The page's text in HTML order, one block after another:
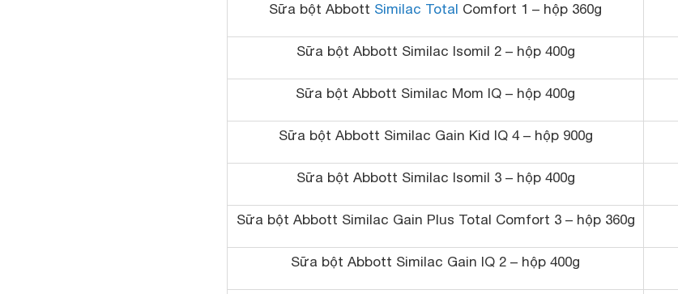
Sữa bột Abbott Similac Total Comfort 1 – hộp 360g
Sữa bột Abbott Similac Isomil 2 – hộp 400g
Sữa bột Abbott Similac Mom IQ – hộp 400g
Sữa bột Abbott Similac Gain Kid IQ 4 – hộp 900g
Sữa bột Abbott Similac Isomil 3 – hộp 400g
Sữa bột Abbott Similac Gain Plus Total Comfort 3 – hộp 360g
Sữa bột Abbott Similac Gain IQ 2 – hộp 400g